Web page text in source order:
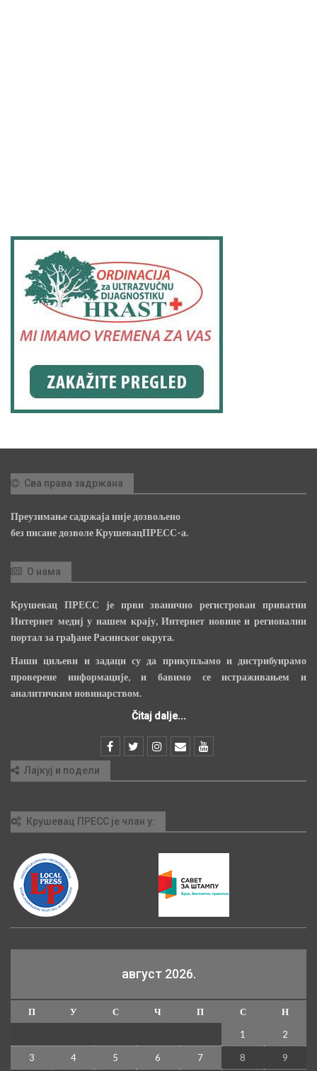
Сва права задржана
Преузимање садржаја није дозвољено
без писане дозволе КрушевацПРЕСС-а.
О нама
Крушевац ПРЕСС је први званично регистрован приватни
Интернет медиј у нашем крају, Интернет новине и регионални
портал за грађане Расинског округа.
Наши циљеви и задаци су да прикупљамо и дистрибуирамо
проверене информације, и бавимо се истраживањем и
аналитичким новинарством.
Čitaj dalje...
Лајкуј и подели
Крушевац ПРЕСС је члан у:
август 2026.
П У С Ч П С
Н
1
2
3 4 5 6 7 8 9